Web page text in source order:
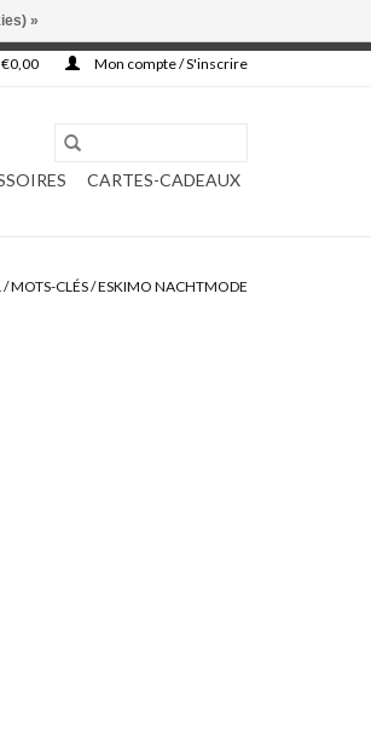
Mon compte / S'inscrire
CARTES-CADEAUX
/MOTS-CLÉS/ESKIMO NACHTMODE
»